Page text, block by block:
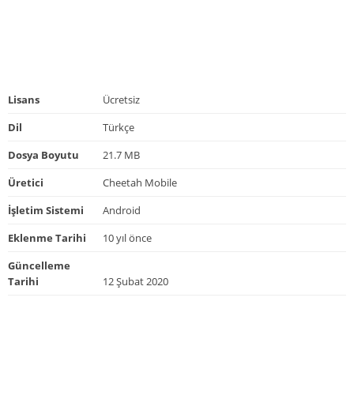
Lisans
Ücretsiz
Dil
Türkçe
Dosya Boyutu
21.7 MB
Üretici
Cheetah Mobile
İşletim Sistemi
Android
Eklenme Tarihi
10 yıl önce
Güncelleme
Tarihi
12 Şubat 2020